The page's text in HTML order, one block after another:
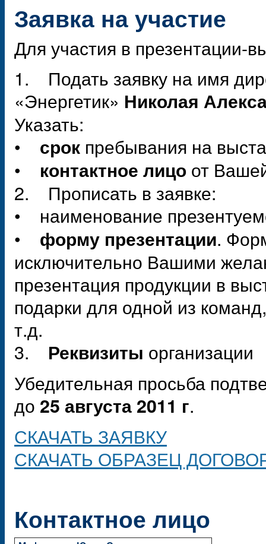
Заявка на участие
Для участия в презентации-
1. Подать заявку на имя
«Энергетик» Николая
Указать:
• срок пребывания на
•
контактное лицо от
2. Прописать в заявке:
• наименование
• форму презентации.
исключительно Вашими
презентация продукции в
подарки для одной из
т.д.
3. Реквизиты организации
Убедительная просьба
до 25 августа 2011 г.
СКАЧАТЬ ЗАЯВКУ
СКАЧАТЬ ОБРАЗЕЦ
Контактное лицо